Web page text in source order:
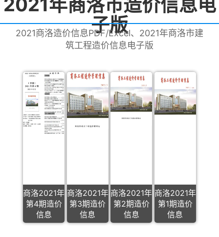
子版
2021商洛造价信息PDF/Excel、2021年商洛市建
筑工程造价信息电子版
商洛2021年
第4期造价
信息
商洛2021年
第3期造价
信息
商洛2021年
第2期造价
信息
商洛2021年
第1期造价
信息